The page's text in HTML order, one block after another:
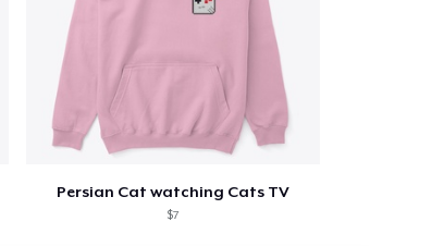
Persian Cat watching Cats TV
$7